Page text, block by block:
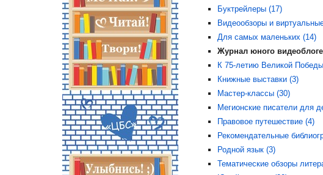
Буктрейлеры (17)
Видеообзоры и
Для самых маленьких (14)
Журнал юного
К 75-летию Великой
Книжные выставки (3)
Мастер-классы (30)
Мегионские писатели для
Правовое путешествие (4)
Рекомендательные
Родной язык (3)
Тематические обзоры